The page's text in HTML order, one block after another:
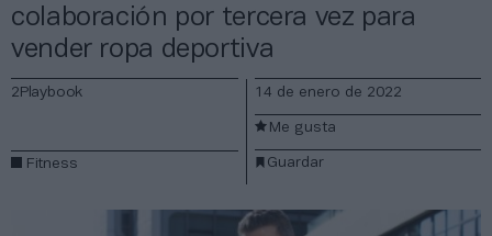
colaboración por tercera vez para
vender ropa deportiva
2Playbook
Fitness
14 de enero de 2022
Guardar
Me gusta